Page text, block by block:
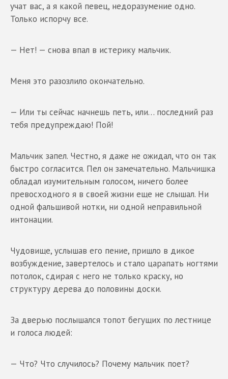
учат вас, а я какой певец, недоразумение одно.
Только испорчу все.
— Нет! — снова впал в истерику мальчик.
Меня это разозлило окончательно.
— Или ты сейчас начнешь петь, или… последний раз
тебя предупреждаю! Пой!
Мальчик запел. Честно, я даже не ожидал, что он так
быстро согласится. Пел он замечательно. Мальчишка
обладал изумительным голосом, ничего более
превосходного я в своей жизни еще не слышал. Ни
одной фальшивой нотки, ни одной неправильной
интонации.
Чудовище, услышав его пение, пришло в дикое
возбуждение, завертелось и стало царапать ногтями
потолок, сдирая с него не только краску, но
структуру дерева до половины доски.
За дверью послышался топот бегущих по лестнице
и голоса людей:
— Что? Что случилось? Почему мальчик поет?